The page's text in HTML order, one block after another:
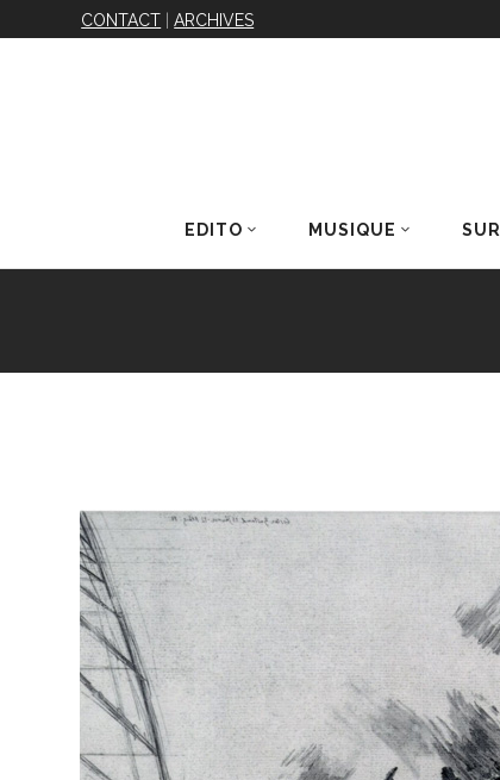
CONTACT |ARCHIVES
EDITO MUSIQUE